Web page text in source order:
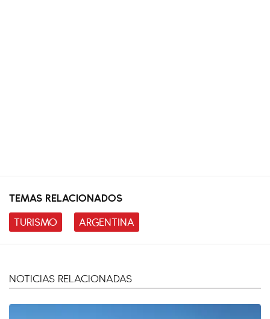
TEMAS RELACIONADOS
TURISMO
ARGENTINA
NOTICIAS RELACIONADAS